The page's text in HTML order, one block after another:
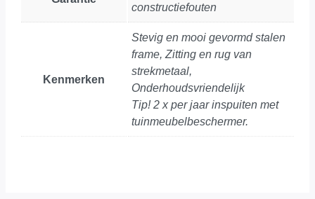
constructiefouten
Kenmerken
Stevig en mooi gevormd stalen
frame, Zitting en rug van
strekmetaal,
Onderhoudsvriendelijk
Tip! 2 x per jaar inspuiten met
tuinmeubelbeschermer.